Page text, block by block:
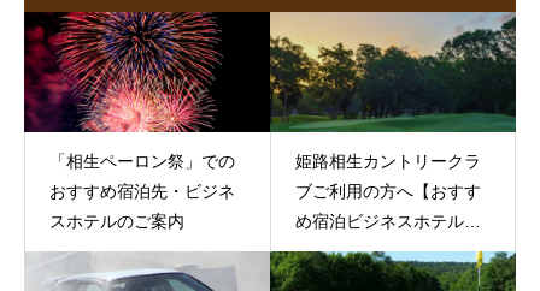
「相生ペーロン祭」での
おすすめ宿泊先・ビジネ
スホテルのご案内
姫路相生カントリークラ
ブご利用の方へ【おすす
め宿泊ビジネスホテルの
ご案内】